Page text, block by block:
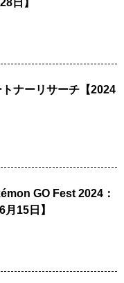
日】
トナーリサーチ【2024
GO Fest 2024：
15日】